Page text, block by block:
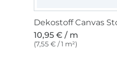
Dekostoff Canvas
10,95 € / m
(7,55 € / 1 m²)